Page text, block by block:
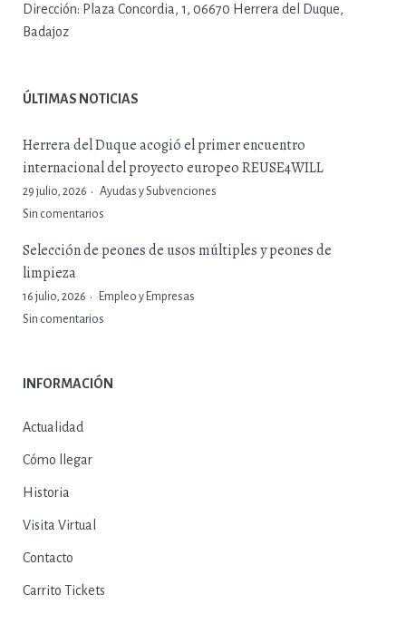
Dirección: Plaza Concordia, 1, 06670 Herrera del Duque,
Badajoz
ÚLTIMAS NOTICIAS
Herrera del Duque acogió el primer encuentro
internacional del proyecto europeo REUSE4WILL
29 julio, 2026
Ayudas y Subvenciones
Sin comentarios
Selección de peones de usos múltiples y peones de
limpieza
16 julio, 2026
Empleo y Empresas
Sin comentarios
INFORMACIÓN
Actualidad
Cómo llegar
Historia
Visita Virtual
Contacto
Carrito Tickets